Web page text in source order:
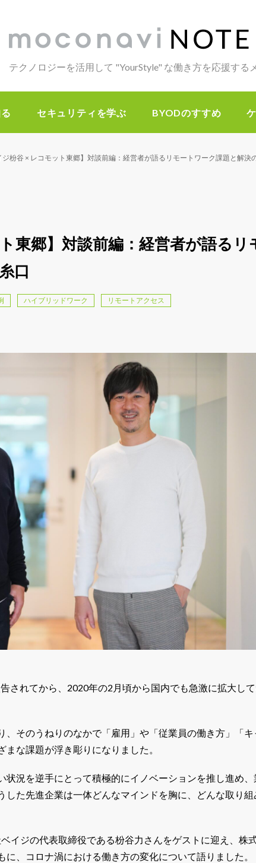
テクノロジーを活用して "YourStyle" な働き方を応援する
セキュリティを学ぶ BYODのすすめ
ジ枌谷 × レコモット東郷】対談前編：経営者が語るリモートワーク課題と解決
東郷】対談前編：経営者が語るリ
口
ハイブリッドワーク リモートアクセス
されてから、2020年の2月頃から国内でも急激に拡大し
、そのうねりのなかで「雇用」や「従業員の働き方」「キ
な課題が浮き彫りになりました。
状況を逆手にとって積極的にイノベーションを推し進め、
した先進企業は一体どんなマインドを胸に、どんな取り組
イジの代表取締役である枌谷力さんをゲストに迎え、株
、コロナ渦における働き方の変化について語りました。